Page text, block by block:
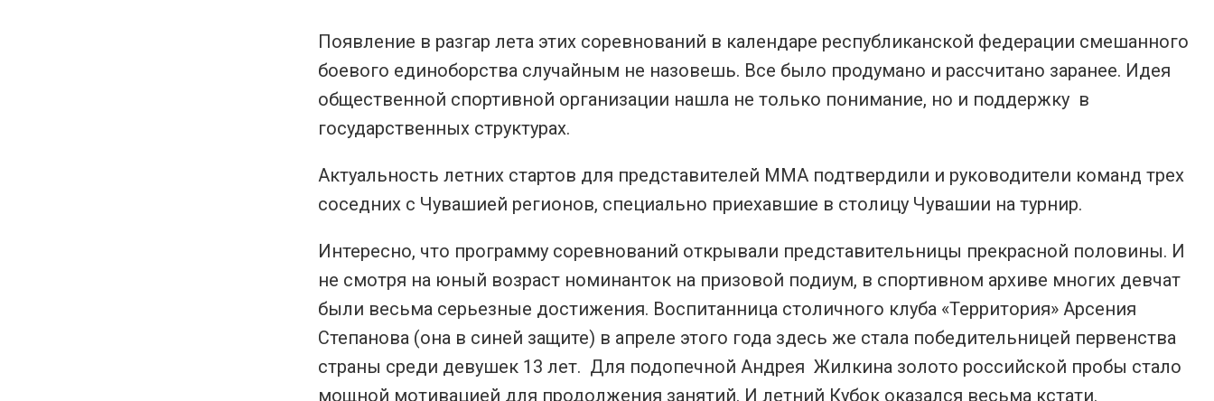
Появление в разгар лета этих соревнований в календаре республиканской федерации смешанного
боевого единоборства случайным не назовешь. Все было продумано и рассчитано заранее. Идея
общественной спортивной организации нашла не только понимание, но и поддержку в
государственных структурах.
Актуальность летних стартов для представителей ММА подтвердили и руководители команд трех
соседних с Чувашией регионов, специально приехавшие в столицу Чувашии на турнир.
Интересно, что программу соревнований открывали представительницы прекрасной половины. И
не смотря на юный возраст номинанток на призовой подиум, в спортивном архиве многих девчат
были весьма серьезные достижения. Воспитанница столичного клуба «Территория» Арсения
Степанова (она в синей защите) в апреле этого года здесь же стала победительницей первенства
страны среди девушек 13 лет. Для подопечной Андрея Жилкина золото российской пробы стало
мощной мотивацией для продолжения занятий. И летний Кубок оказался весьма кстати.